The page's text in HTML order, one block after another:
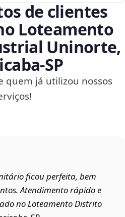
de clientes
Loteamento
Uninorte,
quem já utilizou nossos
ficou perfeita, bem
Atendimento rápido e
no Loteamento Distrito